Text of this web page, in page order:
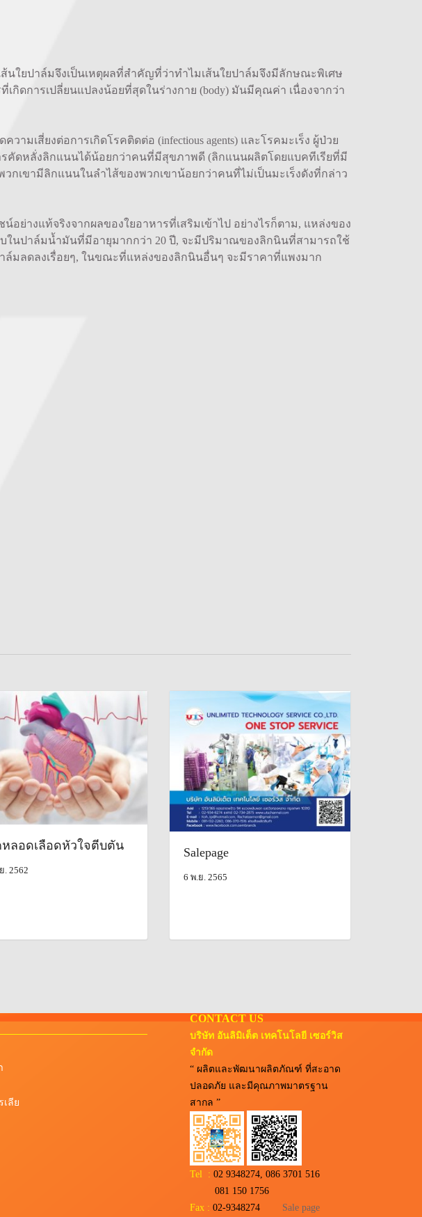
ปาล์มจึงเป็นเหตุผลที่สำคัญที่ว่าทำไมเส้นใยปาล์มจึงมีลักษณะพิเศษ
กิดการเปลี่ยนแปลงน้อยที่สุดในร่างกาย (body) มันมีคุณค่า เนื่องจากว่า
สี่ยงต่อการเกิดโรคติดต่อ (infectious agents) และโรคมะเร็ง ผู้ป่วย
รคัดหลั่งลิกแนนได้น้อยกว่าคนที่มีสุขภาพดี (ลิกแนนผลิตโดยแบคทีเรียที่มี
เขามีลิกแนนในลำไส้ของพวกเขาน้อยกว่าคนที่ไม่เป็นมะเร็งดังที่กล่าว
างแท้จริงจากผลของใยอาหารที่เสริมเข้าไป อย่างไรก็ตาม, แหล่งของ
ในปาล์มน้ำมันที่มีอายุมากกว่า 20 ปี, จะมีปริมาณของลิกนินที่สามารถใช้
มลดลงเรื่อยๆ, ในขณะที่แหล่งของลิกนินอื่นๆ จะมีราคาที่แพงมาก
ลอดเลือดหัวใจตีบตัน
. 2562
Salepage
6 พ.ย. 2565
เลีย
CONTACT US
บริษัท อันลิมิเต็ต เทคโนโลยี เซอร์วิส
จำกัด
“ ผลิตและพัฒนาผลิตภัณฑ์ ที่สะอาด
ปลอดภัย และมีคุณภาพมาตรฐาน
สากล ”
Tel : 02 9348274, 086 3701 516
081 150 1756
Fax : 02-9348274 Sale page